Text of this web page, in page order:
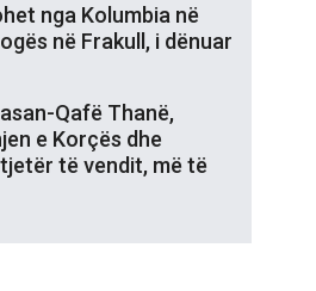
nga Kolumbia në
në Frakull, i dënuar
Qafë Thanë,
e Korçës dhe
të vendit, më të